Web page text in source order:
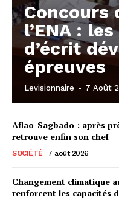
Concours
l’ENA :
d’écrit
épreuves
Levisionnaire - 7 Août
Aflao-Sagbado : après
retrouve enfin son chef
SOCIÉTÉ 7 août 2026
Changement climatique
renforcent les capacités